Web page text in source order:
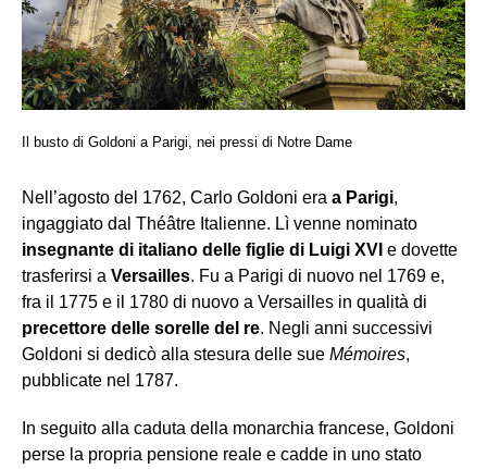
Il busto di Goldoni a Parigi, nei pressi di Notre Dame
Nell’agosto del 1762, Carlo Goldoni era a Parigi,
ingaggiato dal Théâtre Italienne. Lì venne nominato
insegnante di italiano delle figlie di Luigi XVI e dovette
trasferirsi a Versailles. Fu a Parigi di nuovo nel 1769 e,
fra il 1775 e il 1780 di nuovo a Versailles in qualità di
precettore delle sorelle del re. Negli anni successivi
Goldoni si dedicò alla stesura delle sue Mémoires,
pubblicate nel 1787.
In seguito alla caduta della monarchia francese, Goldoni
perse la propria pensione reale e cadde in uno stato